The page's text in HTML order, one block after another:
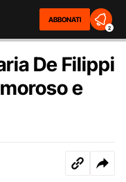
ABBONATI
2
De Filippi
e